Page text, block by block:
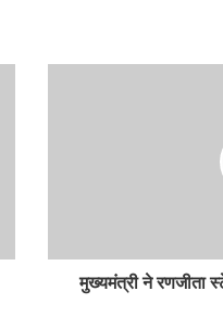
मुख्यमंत्री ने रणजीता